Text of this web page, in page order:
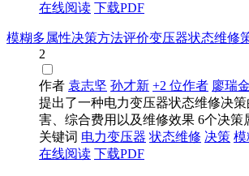
在线阅读 下载PDF
模糊多属性决策方法评价变压器状态维修
2
作者 袁志坚 孙才新 +2 位作者 廖瑞金
提出了一种电力变压器状态维修决
害、综合费用以及维修效果 6个决策
关键词 电力变压器 状态维修 决策 模
在线阅读 下载PDF